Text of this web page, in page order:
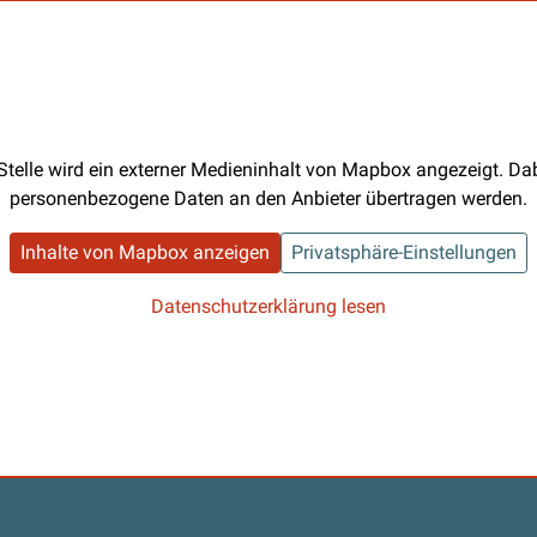
wird ein externer Medieninhalt von Mapbox angezeigt.
personenbezogene Daten an den Anbieter übertragen werden.
Inhalte von Mapbox anzeigen Privatsphäre-Einstellungen
Datenschutzerklärung lesen